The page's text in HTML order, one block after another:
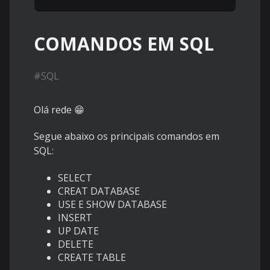
COMANDOS EM SQL
#SQL
Olá rede 😁
Segue abaixo os principais comandos em
SQL:
SELECT
CREAT DATABASE
USE E SHOW DATABASE
INSERT
UP DATE
DELETE
CREATE TABLE